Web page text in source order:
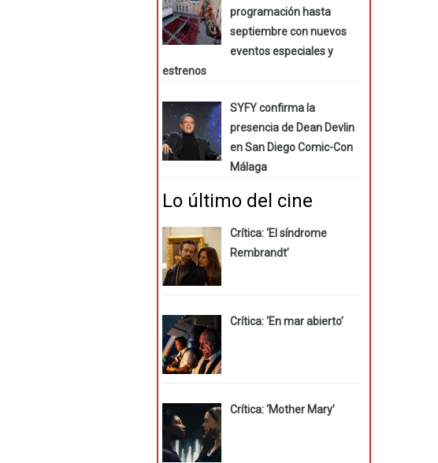
programación hasta
septiembre con nuevos
eventos especiales y
estrenos
SYFY confirma la
presencia de Dean Devlin
en San Diego Comic-Con
Málaga
Lo último del cine
Crítica: ‘El síndrome
Rembrandt’
Crítica: ‘En mar abierto’
Crítica: ‘Mother Mary’